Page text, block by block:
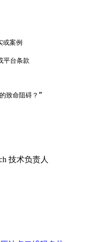
案例
平台条款
致命阻碍？”
技术负责人